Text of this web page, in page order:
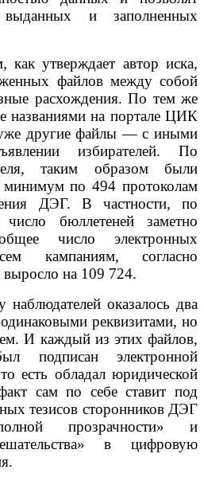
выданных и заполненных
утверждает автор иска,
файлов между собой
расхождения. По тем же
названиями на портале ЦИК
уже другие файлы — с иными
избирателей. По
таким образом были
по 494 протоколам
ДЭГ. В частности, по
бюллетеней заметно
число электронных
кампаниям, согласно
на 109 724.
оказалось два
реквизитами, но
И каждый из этих файлов,
подписан электронной
есть обладал юридической
сам по себе ставит под
тезисов сторонников ДЭГ
прозрачности» и
в цифровую